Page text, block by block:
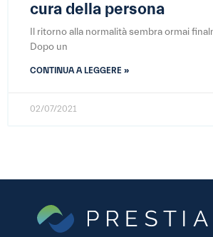
cura della persona
Il ritorno alla normalità sembra ormai
Dopo un
CONTINUA A LEGGERE »
02/07/2021